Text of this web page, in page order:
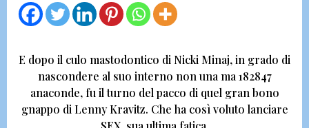
g
a
i
i
E dopo il culo mastodontico di Nicki Minaj, in grado di
nascondere al suo interno non una ma 182847
anaconde, fu il turno del pacco di quel gran bono
gnappo di Lenny Kravitz. Che ha così voluto lanciare